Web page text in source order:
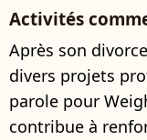
Activités
Après son
divers projets
parole pour
contribue à